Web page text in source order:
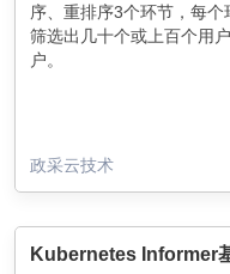
序、重排序3个环节，每
筛选出几十个或上百个用
户。
政采云技术
Kubernetes Informer